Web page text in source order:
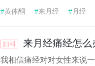
#黄体酮 #来月经 #月经
妇科 来月经痛经怎么
我相信痛经对对女性来说